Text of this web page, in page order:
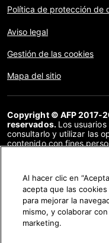
Política de protección de
Aviso legal
Gestión de las cookies
Mapa del sitio
Copyright © AFP 2017-
reservados. Los
consultarlo y utilizar las
contenido con fines
distribución del
acuerdo específico
prohibido. Los
presentan o se enlazan
la correcta comprensión
no cuenta con derechos
propietarios del
Al hacer clic en
acepta que las
para mejorar la
mismo, y colaborar
marketing.